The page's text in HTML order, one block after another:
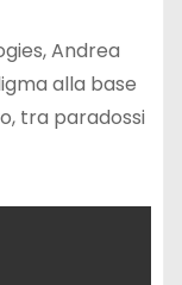
a
Andrea
alla base
tra paradossi